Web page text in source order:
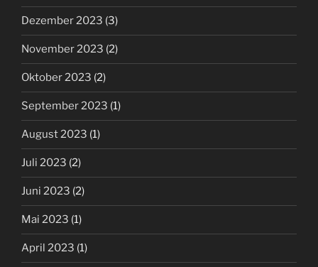
Dezember 2023 (3)
November 2023 (2)
Oktober 2023 (2)
September 2023 (1)
August 2023 (1)
Juli 2023 (2)
Juni 2023 (2)
Mai 2023 (1)
April 2023 (1)